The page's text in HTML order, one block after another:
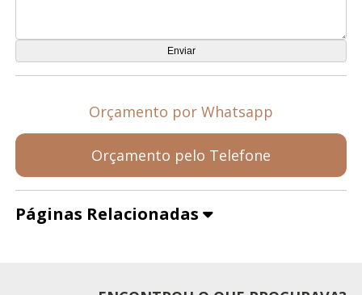
Orçamento por Whatsapp
Orçamento pelo Telefone
Páginas Relacionadas